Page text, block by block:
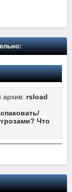
архив: rsload
Что